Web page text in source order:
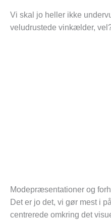
Vi skal jo heller ikke
veludrustede vinkælder,
Modepræsentationer og
Det er jo det, vi gør mest i
centrerede omkring det